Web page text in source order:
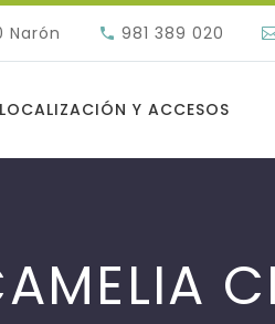
Narón 981 389 020
LOCALIZACIÓN Y ACCESOS